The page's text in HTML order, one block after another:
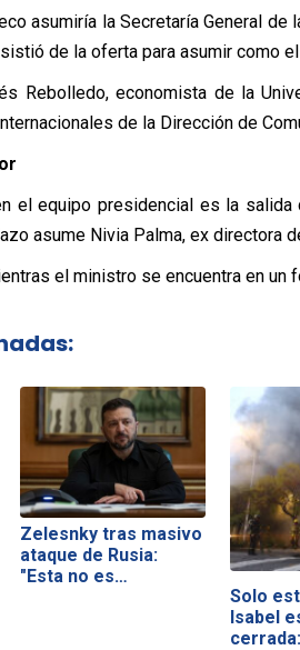
asumiría la Secretaría General
de la oferta para asumir como
Rebolledo, economista de la
de la Dirección de
el equipo presidencial es la
asume Nivia Palma, ex directora
el ministro se encuentra en un
Zelesnky tras masivo
ataque de Rusia:
"Esta no es…
Solo
Isabel